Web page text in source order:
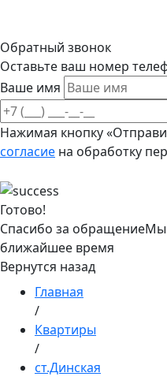
Обратный звонок
Оставьте ваш номер
Ваше имя
Нажимая кнопку
согласие на обработку
Готово!
Спасибо за обращениеМы
ближайшее время
Вернутся назад
Главная
/
Квартиры
/
ст.Динская